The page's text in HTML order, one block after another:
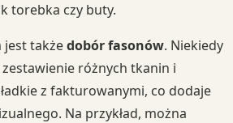
torebka czy buty.
jest takżedobór fasonów. Niekiedy
różnych tkanin i
z fakturowanymi, co dodaje
Na przykład, można